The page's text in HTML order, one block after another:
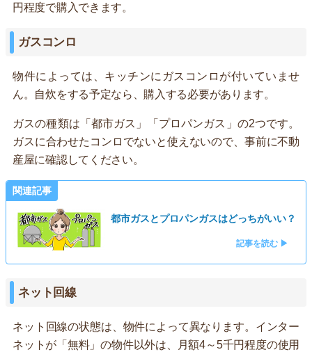
円程度で購入できます。
ガスコンロ
物件によっては、キッチンにガスコンロが付いていませ
ん。自炊をする予定なら、購入する必要があります。
ガスの種類は「都市ガス」「プロパンガス」の2つです。
ガスに合わせたコンロでないと使えないので、事前に不動
産屋に確認してください。
関連記事
都市ガスとプロパンガスはどっちがいい？
記事を読む ▶
ネット回線
ネット回線の状態は、物件によって異なります。インター
ネットが「無料」の物件以外は、月額4～5千円程度の使用